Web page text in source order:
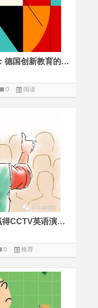
免费电子杂志丨《志在必德：德国创新教育的秘密》
0 阅读
10岁男孩1分钟自我介绍，赢得CCTV英语演讲比赛满堂喝彩
0 推荐